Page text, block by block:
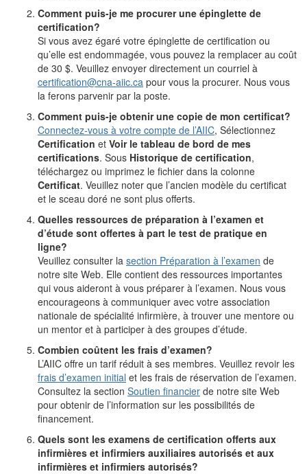
Comment puis-je me procurer une épinglette de
certification?
Si vous avez égaré votre épinglette de certification ou
qu’elle est endommagée, vous pouvez la remplacer au coût
de 30 $. Veuillez envoyer directement un courriel à
certification@cna-aiic.ca pour vous la procurer. Nous vous
la ferons parvenir par la poste.
Comment puis-je obtenir une copie de mon certificat?
Connectez-vous à votre compte de l’AIIC, Sélectionnez
Certification et Voir le tableau de bord de mes
certifications. Sous Historique de certification,
téléchargez ou imprimez le fichier dans la colonne
Certificat. Veuillez noter que l’ancien modèle du certificat
et le sceau doré ne sont plus offerts.
Quelles ressources de préparation à l’examen et
d’étude sont offertes à part le test de pratique en
ligne?
Veuillez consulter la section Préparation à l’examen de
notre site Web. Elle contient des ressources importantes
qui vous aideront à vous préparer à l’examen. Nous vous
encourageons à communiquer avec votre association
nationale de spécialité infirmière, à trouver une mentore ou
un mentor et à participer à des groupes d’étude.
Combien coûtent les frais d’examen?
L’AIIC offre un tarif réduit à ses membres. Veuillez revoir les
frais d’examen initial et les frais de réservation de l’examen.
Consultez la section Soutien financier de notre site Web
pour obtenir de l’information sur les possibilités de
financement.
Quels sont les examens de certification offerts aux
infirmières et infirmiers auxiliaires autorisés et aux
infirmières et infirmiers autorisés?